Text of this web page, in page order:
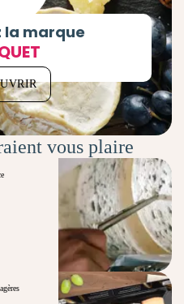
la marque
vous plaire